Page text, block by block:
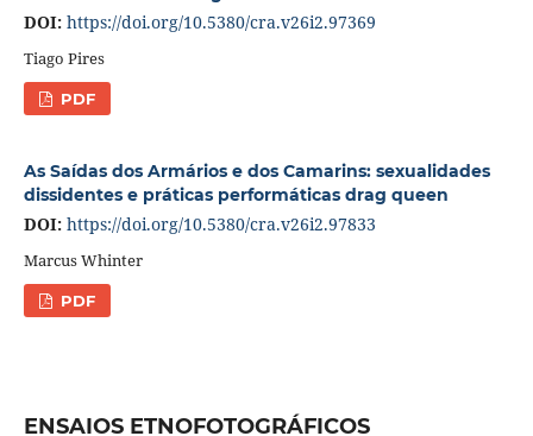
DOI: https://doi.org/10.5380/cra.v26i2.97369
Tiago Pires
PDF
As Saídas dos Armários e dos Camarins: sexualidades
dissidentes e práticas performáticas drag queen
DOI: https://doi.org/10.5380/cra.v26i2.97833
Marcus Whinter
PDF
ENSAIOS ETNOFOTOGRÁFICOS